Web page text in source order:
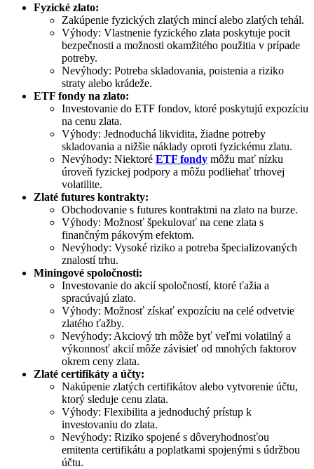
Fyzické zlato:
Zakúpenie fyzických zlatých mincí alebo zlatých tehál.
Výhody: Vlastnenie fyzického zlata poskytuje pocit
bezpečnosti a možnosti okamžitého použitia v prípade
potreby.
Nevýhody: Potreba skladovania, poistenia a riziko
straty alebo krádeže.
ETF fondy na zlato:
Investovanie do ETF fondov, ktoré poskytujú expozíciu
na cenu zlata.
Výhody: Jednoduchá likvidita, žiadne potreby
skladovania a nižšie náklady oproti fyzickému zlatu.
Nevýhody: Niektoré ETF fondy môžu mať nízku
úroveň fyzickej podpory a môžu podliehať trhovej
volatilite.
Zlaté futures kontrakty:
Obchodovanie s futures kontraktmi na zlato na burze.
Výhody: Možnosť špekulovať na cene zlata s
finančným pákovým efektom.
Nevýhody: Vysoké riziko a potreba špecializovaných
znalostí trhu.
Miningové spoločnosti:
Investovanie do akcií spoločností, ktoré ťažia a
spracúvajú zlato.
Výhody: Možnosť získať expozíciu na celé odvetvie
zlatého ťažby.
Nevýhody: Akciový trh môže byť veľmi volatilný a
výkonnosť akcií môže závisieť od mnohých faktorov
okrem ceny zlata.
Zlaté certifikáty a účty:
Nakúpenie zlatých certifikátov alebo vytvorenie účtu,
ktorý sleduje cenu zlata.
Výhody: Flexibilita a jednoduchý prístup k
investovaniu do zlata.
Nevýhody: Riziko spojené s dôveryhodnosťou
emitenta certifikátu a poplatkami spojenými s údržbou
účtu.